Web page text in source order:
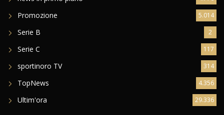
Promozione 5.014
Serie B 2
Serie C 117
sportinoro TV 314
TopNews 4.356
Ultim'ora 29.336